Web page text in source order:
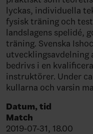
lyckas, individuella
fysisk träning och
landslagens spelidé,
träning. Svenska
bedrivs i en
instruktörer. Under
kullarna och varsin
Datum, tid
Match
2019-07-31, 18.00